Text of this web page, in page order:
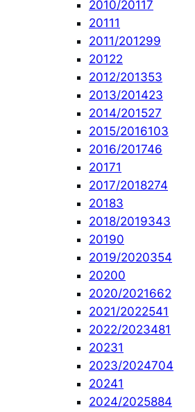
2010/20117
20111
2011/201299
20122
2012/201353
2013/201423
2014/201527
2015/2016103
2016/201746
20171
2017/2018274
20183
2018/2019343
20190
2019/2020354
20200
2020/2021662
2021/2022541
2022/2023481
20231
2023/2024704
20241
2024/2025884